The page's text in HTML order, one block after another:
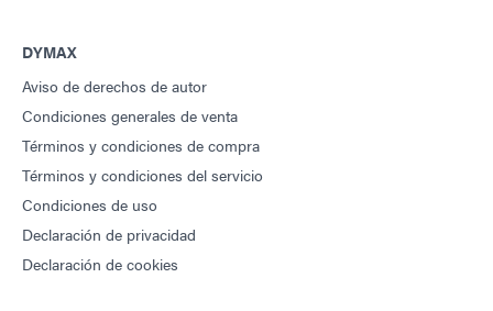
DYMAX
Aviso de derechos de autor
Condiciones generales de venta
Términos y condiciones de compra
Términos y condiciones del servicio
Condiciones de uso
Declaración de privacidad
Declaración de cookies